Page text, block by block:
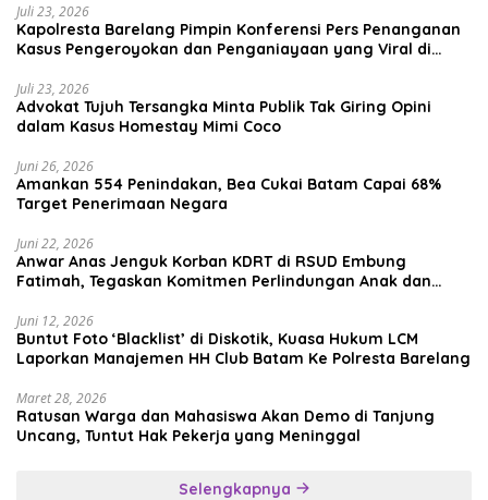
Juli 23, 2026
Kapolresta Barelang Pimpin Konferensi Pers Penanganan
Kasus Pengeroyokan dan Penganiayaan yang Viral di
Juli 23, 2026
Advokat Tujuh Tersangka Minta Publik Tak Giring Opini
dalam Kasus Homestay Mimi Coco
Juni 26, 2026
Amankan 554 Penindakan, Bea Cukai Batam Capai 68%
Target Penerimaan Negara
Juni 22, 2026
Anwar Anas Jenguk Korban KDRT di RSUD Embung
Fatimah, Tegaskan Komitmen Perlindungan Anak dan
Juni 12, 2026
Buntut Foto ‘Blacklist’ di Diskotik, Kuasa Hukum LCM
Laporkan Manajemen HH Club Batam Ke Polresta Barelang
Maret 28, 2026
Ratusan Warga dan Mahasiswa Akan Demo di Tanjung
Uncang, Tuntut Hak Pekerja yang Meninggal
Selengkapnya